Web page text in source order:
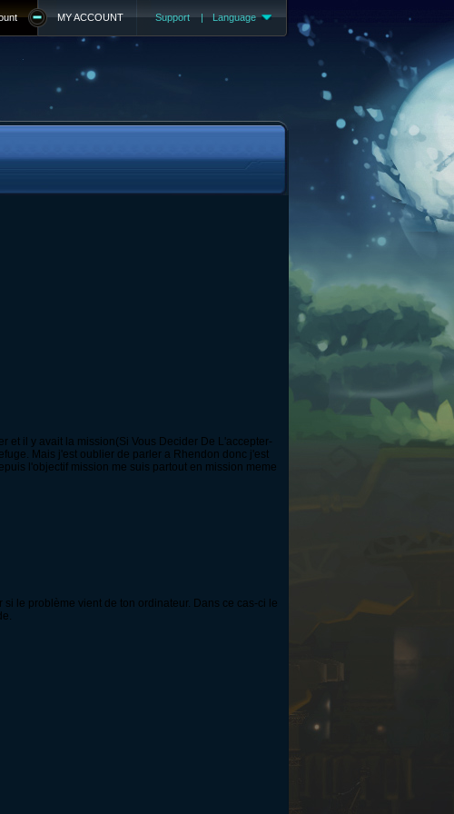
Support | Language
MY ACCOUNT
et il y avait la mission(Si Vous Decider De L'accepter-
Mais j'est oublier de parler a Rhendon donc j'est
l'objectif mission me suis partout en mission meme
le problème vient de ton ordinateur. Dans ce cas-ci le